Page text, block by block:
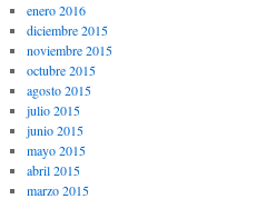
enero 2016
diciembre 2015
noviembre 2015
octubre 2015
agosto 2015
julio 2015
junio 2015
mayo 2015
abril 2015
marzo 2015